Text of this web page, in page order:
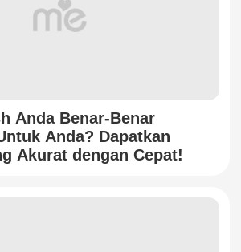
Anda Benar-Benar
Anda? Dapatkan
Akurat dengan Cepat!